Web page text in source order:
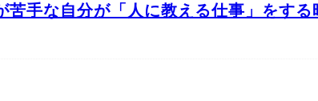
苦手な自分が「人に教える仕事」をす